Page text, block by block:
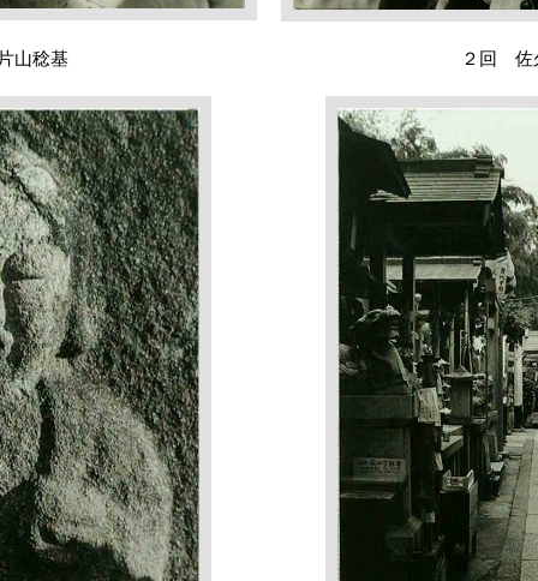
山稔基 ２回 佐